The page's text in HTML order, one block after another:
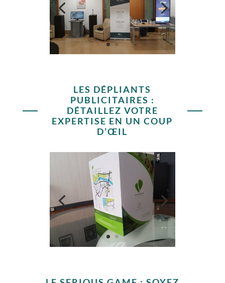
LES DÉPLIANTS
PUBLICITAIRES :
DÉTAILLEZ VOTRE
EXPERTISE EN UN COUP
D’ŒIL